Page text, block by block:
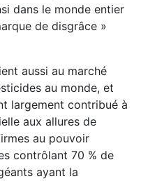
dans le monde entier
de disgrâce »
aussi au marché
au monde, et
largement contribué à
aux allures de
au pouvoir
contrôlant 70 % de
ayant la